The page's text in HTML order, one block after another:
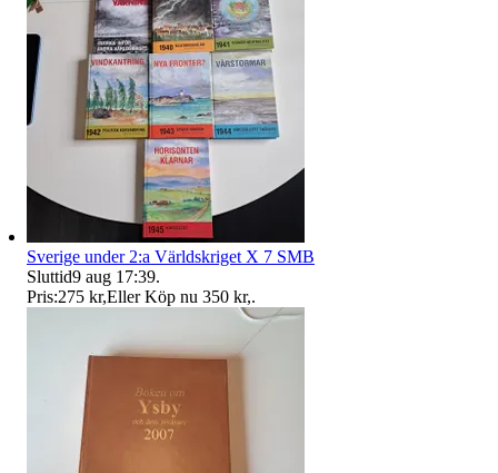
Sverige under 2:a Världskriget X 7 SMB
Sluttid9 aug 17:39.
Pris:275 kr,Eller Köp nu 350 kr,.